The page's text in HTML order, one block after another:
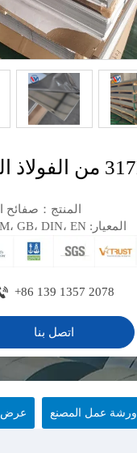
المنتج：صفائح
المعيار: JIS، AISI، ASTM، GB، DIN، EN، إلخ.
+86 139 1357 2078
اتصل بنا
عرض ورشة عمل المصنع